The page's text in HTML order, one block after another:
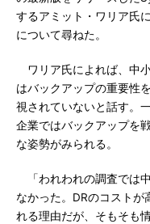
するアミット・ワリア氏
について尋ねた。
ワリア氏によれば、中
はバックアップの重要性
視されていないと話す。
企業ではバックアップを
な姿勢がみられる。
「われわれの調査では
なかった。DRのコストが
れる理由だが、そもそも